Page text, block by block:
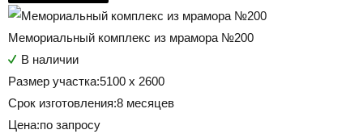
Мемориальный комплекс из мрамора №200
В наличии
Размер участка:5100 х 2600
Срок изготовления:8 месяцев
Цена:по запросу